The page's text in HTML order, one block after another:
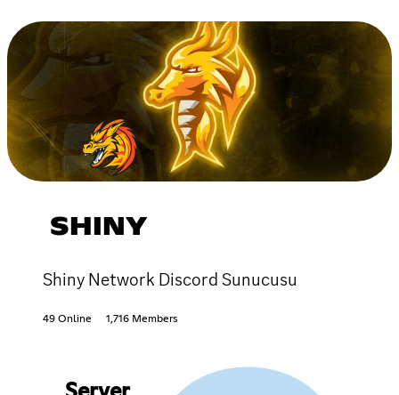
SHINY
Shiny Network Discord Sunucusu
49 Online 1,716 Members